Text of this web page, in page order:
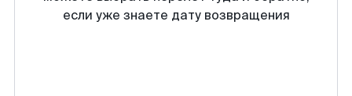
если уже знаете дату возвращения